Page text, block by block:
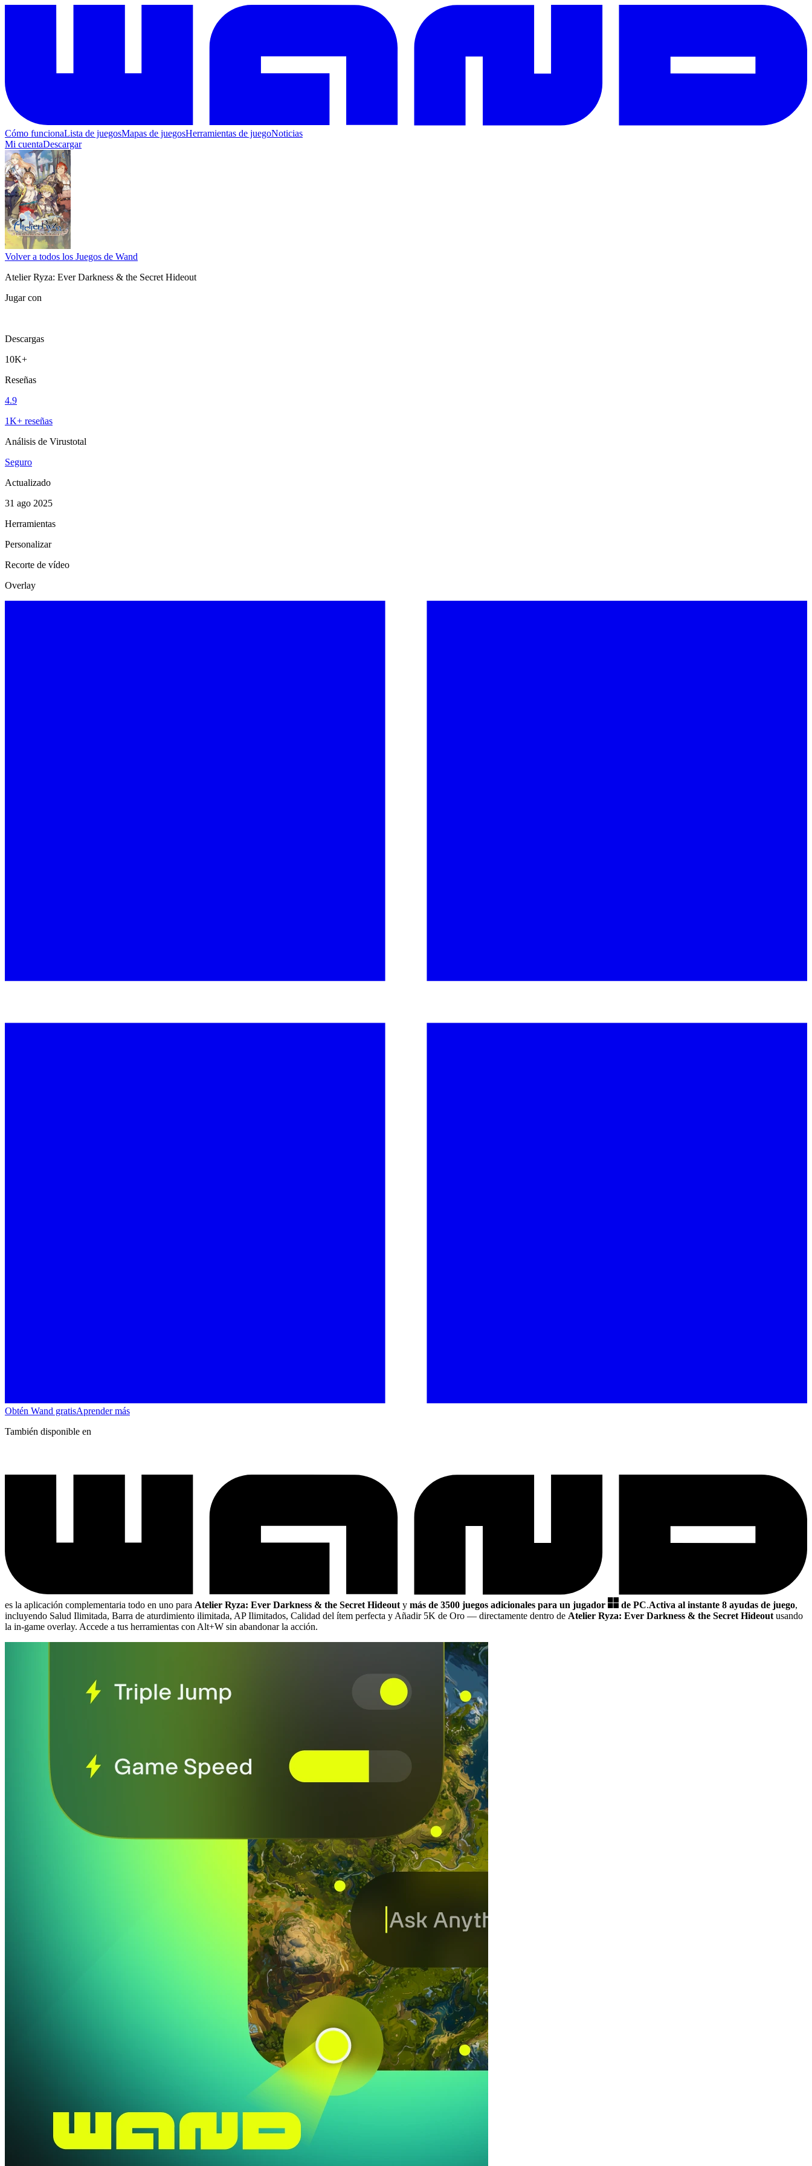
Cómo funcionaLista de juegosMapas de juegosHerramientas de juegoNoticias
Mi cuentaDescargar
Volver a todos los Juegos de Wand
Atelier Ryza: Ever Darkness & the Secret Hideout
Jugar con
Descargas
10K+
Reseñas
4.9
1K+ reseñas
Análisis de Virustotal
Seguro
Actualizado
31 ago 2025
Herramientas
Personalizar
Recorte de vídeo
Overlay
Obtén Wand gratisAprender más
También disponible en
es la aplicación complementaria todo en uno para Atelier Ryza: Ever Darkness & the Secret Hideout y más de 3500 juegos adicionales para un jugador de PC.Activa al instante 8 ayudas de juego,
incluyendo Salud Ilimitada, Barra de aturdimiento ilimitada, AP Ilimitados, Calidad del ítem perfecta y Añadir 5K de Oro — directamente dentro de Atelier Ryza: Ever Darkness & the Secret Hideout usando
la in-game overlay. Accede a tus herramientas con Alt+W sin abandonar la acción.